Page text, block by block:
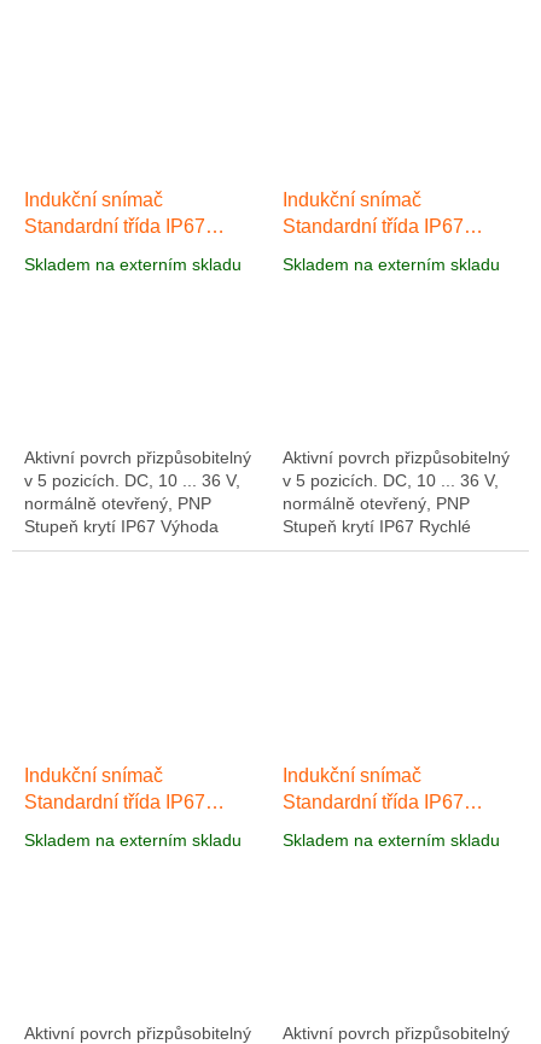
Indukční snímač
Standardní třída IP67
Skladem na externím skladu
Aktivní povrch přizpůsobitelný
v 5 pozicích. DC, 10 ... 36 V,
normálně otevřený, PNP
Stupeň krytí IP67 Výhoda
indukčního senzoru AI006 v
Indukční snímač
Standardní třída IP67
Skladem na externím skladu
Aktivní povrch přizpůsobitelný
v 5 pozicích. DC, 10 ... 36 V,
normálně otevřený, PNP
Stupeň krytí IP67 Rychlé
dodání
Indukční snímač
Standardní třída IP67
Skladem na externím skladu
Aktivní povrch přizpůsobitelný
Indukční snímač
Standardní třída IP67
Skladem na externím skladu
Aktivní povrch přizpůsobitelný